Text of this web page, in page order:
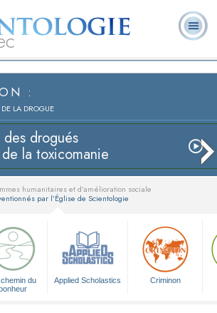
Livres
:
LA DROGUE
drogués
la toxicomanie
humanitaires et d’amélioration sociale
par l’Église de Scientologie
du
Applied Scholastics Criminon